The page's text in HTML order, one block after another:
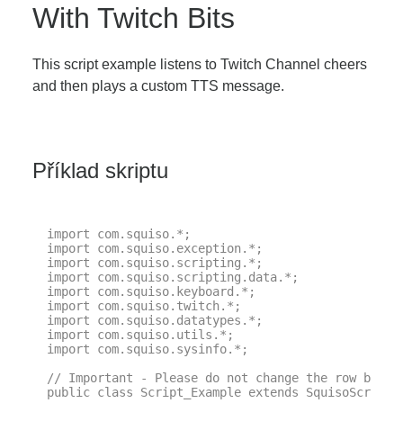
With Twitch Bits
This script example listens to Twitch Channel cheers
and then plays a custom TTS message.
Příklad skriptu
import com.squiso.*;
import com.squiso.exception.*;
import com.squiso.scripting.*;
import com.squiso.scripting.data.*;
import com.squiso.keyboard.*;
import com.squiso.twitch.*;
import com.squiso.datatypes.*;
import com.squiso.utils.*;
import com.squiso.sysinfo.*;
// Important - Please do not change the row
public class Script_Example extends SquisoScript